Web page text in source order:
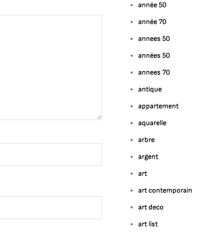
année 50
année 70
annees 50
années 50
annees 70
antique
appartement
aquarelle
arbre
argent
art
art contemporain
art deco
art list